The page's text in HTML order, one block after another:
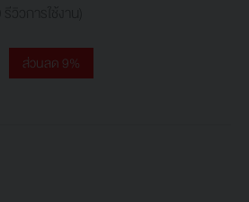
ส่วนลด 9%